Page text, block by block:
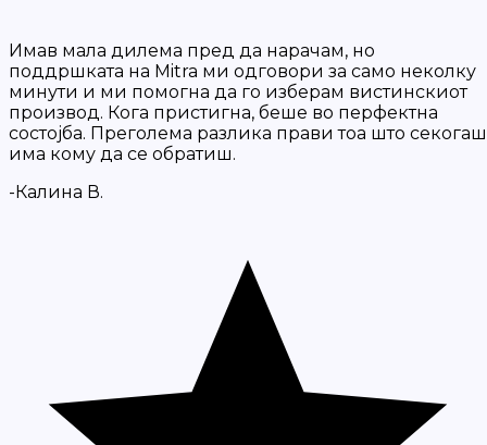
Имав мала дилема пред да нарачам, но
поддршката на Mitra ми одговори за само неколку
минути и ми помогна да го изберам вистинскиот
производ. Кога пристигна, беше во перфектна
состојба. Преголема разлика прави тоа што секогаш
има кому да се обратиш.
-Калина В.